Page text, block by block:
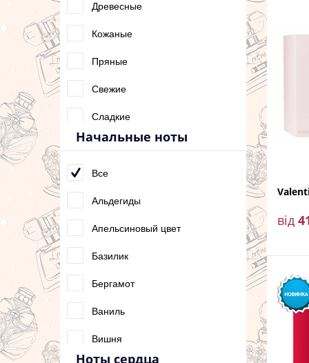
Древесные
Кожаные
Пряные
Свежие
Сладкие
Фруктовые
Фужерные
Цветочные
Цитрусовые
Шипровые
Начальные ноты
Все
Альдегиды
Апельсиновый цвет
Базилик
Бергамот
Ваниль
Вишня
Ноты сердца
від